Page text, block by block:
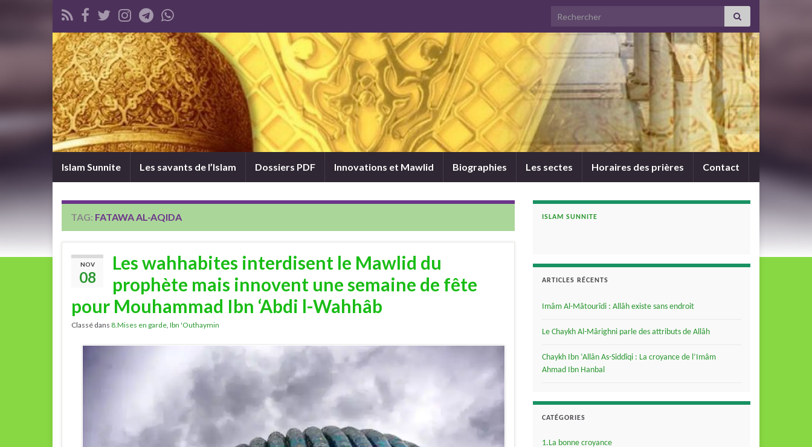
Search for:
Islam Sunnite Les savants de l’Islam Dossiers PDF Innovations et Mawlid Biographies Les sectes Horaires des prières Contact
TAG: FATAWA AL-AQIDA
NOV
08
Les wahhabites interdisent le Mawlid du
prophète mais innovent une semaine de fête
pour Mouhammad Ibn ‘Abdi l-Wahhâb
Classé dans 8.Mises en garde, Ibn 'Outhaymin
ISLAM SUNNITE
ARTICLES RÉCENTS
Imâm Al-Mâtourîdi : Allâh existe sans endroit
Le Chaykh Al-Mârighni parle des attributs de Allâh
Chaykh Ibn ‘Allân As-Siddîqi : La croyance de l’Imâm
Ahmad Ibn Hanbal
CATÉGORIES
1.La bonne croyance